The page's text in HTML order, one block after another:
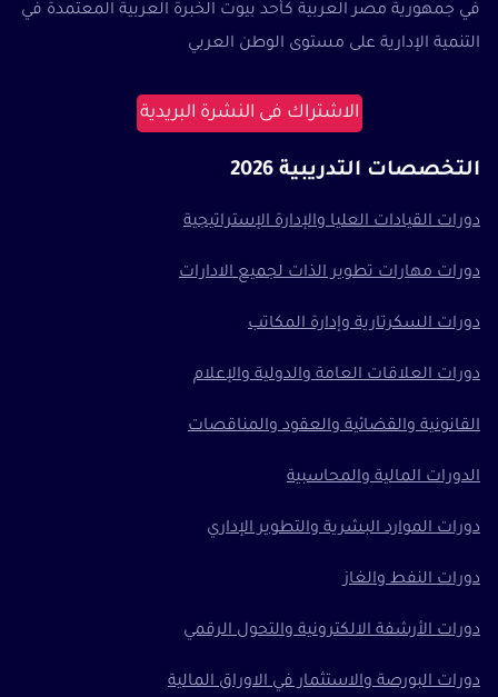
في جمهورية مصر العربية كأحد بيوت الخبرة العربية المعتمدة في
التنمية الإدارية على مستوى الوطن العربي
الاشتراك فى النشرة البريدية
التخصصات التدريبية 2026
دورات القيادات العليا والإدارة الإستراتيجية
دورات مهارات تطوير الذات لجميع الادارات
دورات السكرتارية وإدارة المكاتب
دورات العلاقات العامة والدولية والإعلام
القانونية والقضائية والعقود والمناقصات
الدورات المالية والمحاسبية
دورات الموارد البشرية والتطوير الإداري
دورات النفط والغاز
دورات الأرشفة الالكترونية والتحول الرقمي
دورات البورصة والاستثمار في الاوراق المالية